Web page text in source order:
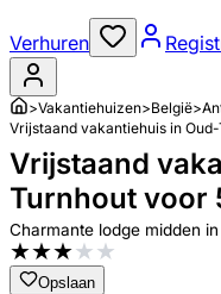
Verhuren
>Vakantiehuizen>België>
Vrijstaand vakantiehuis in
Vrijstaand
Turnhout voor
Charmante lodge midden
★★★★★
Opslaan